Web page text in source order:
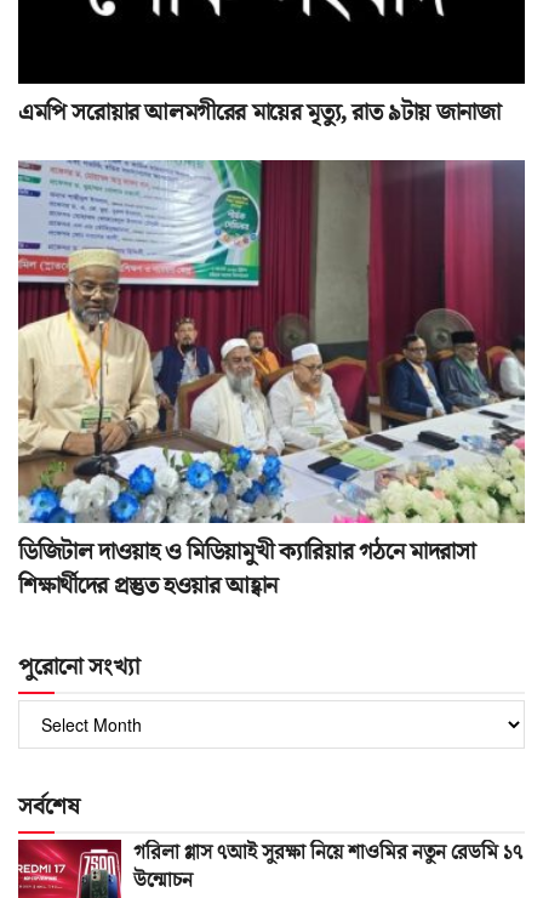
এমপি সরোয়ার আলমগীরের মায়ের মৃত্যু, রাত ৯টায় জানাজা
ডিজিটাল দাওয়াহ ও মিডিয়ামুখী ক্যারিয়ার গঠনে মাদরাসা
শিক্ষার্থীদের প্রস্তুত হওয়ার আহ্বান
পুরোনো সংখ্যা
পুরোনো
সংখ্যা
সর্বশেষ
গরিলা গ্লাস ৭আই সুরক্ষা নিয়ে শাওমির নতুন রেডমি ১৭
উন্মোচন